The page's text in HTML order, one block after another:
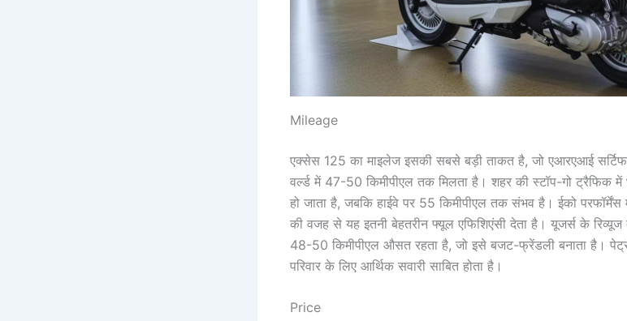
Mileage
एक्सेस 125 का माइलेज इसकी सबसे बड़ी ताकत है, जो एआरएआई
वर्ल्ड में 47-50 किमीपीएल तक मिलता है। शहर की स्टॉप-गो ट्रैफिक
हो जाता है, जबकि हाईवे पर 55 किमीपीएल तक संभव है। ईको
की वजह से यह इतनी बेहतरीन फ्यूल एफिशिएंसी देता है। यूजर्स के रिव्यूज
48-50 किमीपीएल औसत रहता है, जो इसे बजट-फ्रेंडली बनाता है।
परिवार के लिए आर्थिक सवारी साबित होता है।
Price